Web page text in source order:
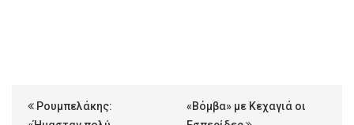
Ρουμπελάκης:
«Βόμβα» με Κεχαγιά οι